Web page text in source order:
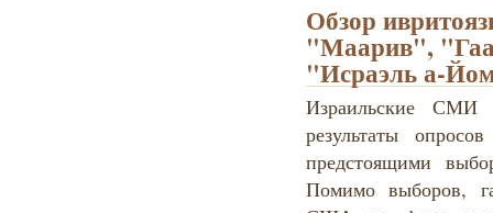
Обзор
"Маарив",
"Исраэль а-
Израильские СМИ
результаты
предстоящими
Помимо выборов,